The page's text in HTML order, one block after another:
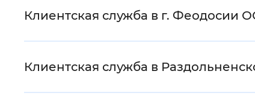
Клиентская служба в г. Феодосии
Клиентская служба в